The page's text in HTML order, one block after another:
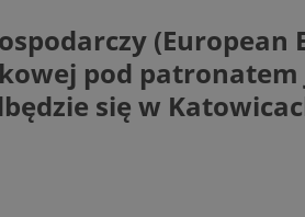
(European
pod
się w